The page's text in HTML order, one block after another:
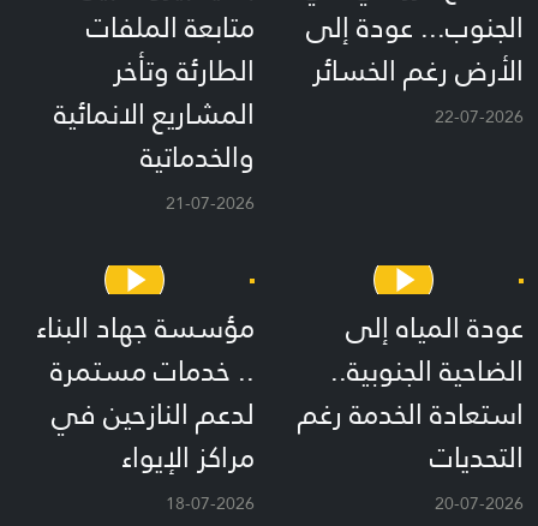
الجنوب... عودة إلى
الأرض رغم الخسائر
22-07-2026
متابعة الملفات
الطارئة وتأخر
المشاريع الانمائية
والخدماتية
21-07-2026
عودة المياه إلى
الضاحية الجنوبية..
استعادة الخدمة رغم
التحديات
20-07-2026
مؤسسة جهاد البناء
.. خدمات مستمرة
لدعم النازحين في
مراكز الإيواء
18-07-2026